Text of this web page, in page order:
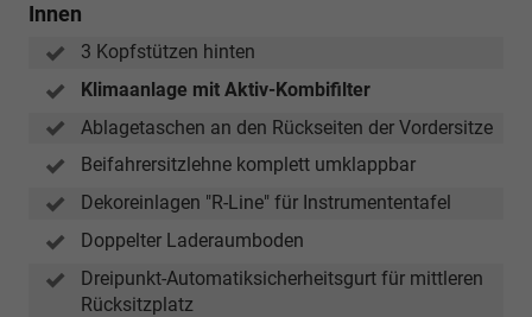
Innen
3 Kopfstützen hinten
Klimaanlage mit Aktiv-Kombifilter
Ablagetaschen an den Rückseiten der Vordersitze
Beifahrersitzlehne komplett umklappbar
Dekoreinlagen "R-Line" für Instrumententafel
Doppelter Laderaumboden
Dreipunkt-Automatiksicherheitsgurt für mittleren
Rücksitzplatz